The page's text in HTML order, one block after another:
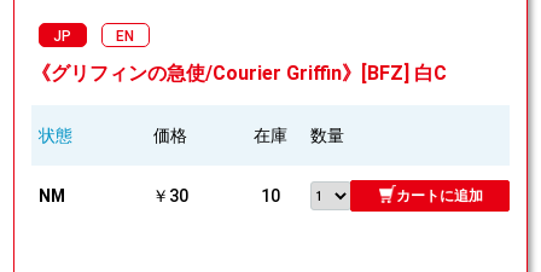
JP EN
《グリフィンの急使/Courier Griffin》[BFZ] 白C
状態 価格 在庫 数量
NM ￥30 10 カートに追加